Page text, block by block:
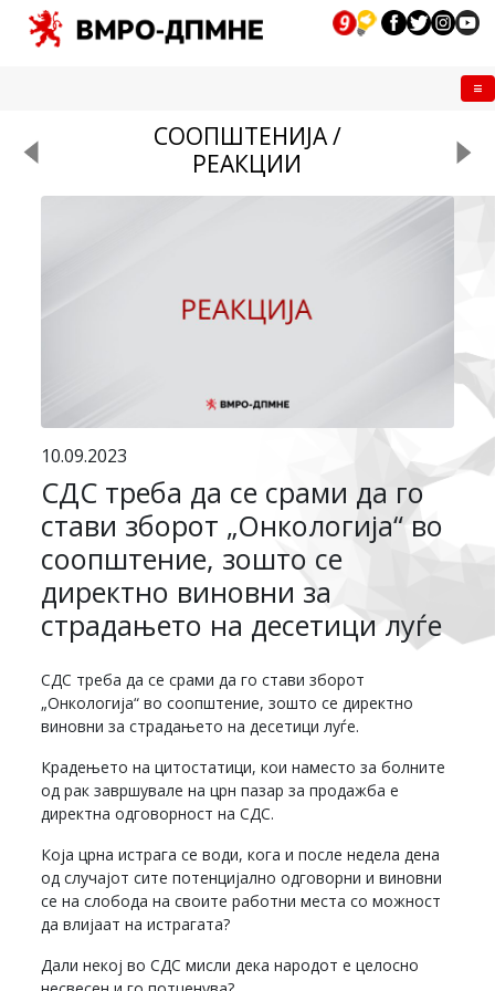
СООПШТЕНИЈА /
РЕАКЦИИ
10.09.2023
СДС треба да се срами да го
стави зборот „Онкологија“ во
соопштение, зошто се
директно виновни за
страдањето на десетици луѓе
СДС треба да се срами да го стави зборот
„Онкологија“ во соопштение, зошто се директно
виновни за страдањето на десетици луѓе.
Крадењето на цитостатици, кои наместо за болните
од рак завршувале на црн пазар за продажба е
директна одговорност на СДС.
Која црна истрага се води, кога и после недела дена
од случајот сите потенцијално одговорни и виновни
се на слобода на своите работни места со можност
да влијаат на истрагата?
Дали некој во СДС мисли дека народот е целосно